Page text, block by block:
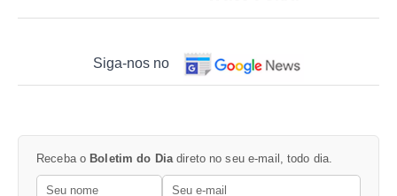
Siga-nos no
Receba o Boletim do Dia direto no seu e-mail, todo dia.